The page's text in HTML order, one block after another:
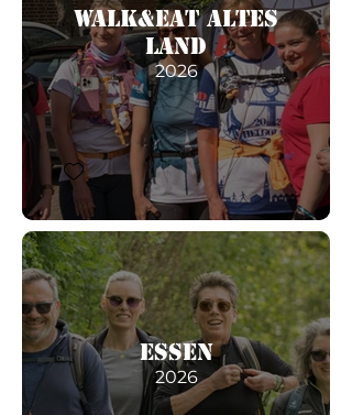
Walk&Eat Altes
Land
2026
Essen
2026